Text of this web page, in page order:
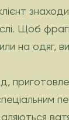
Щоб
на одяг,